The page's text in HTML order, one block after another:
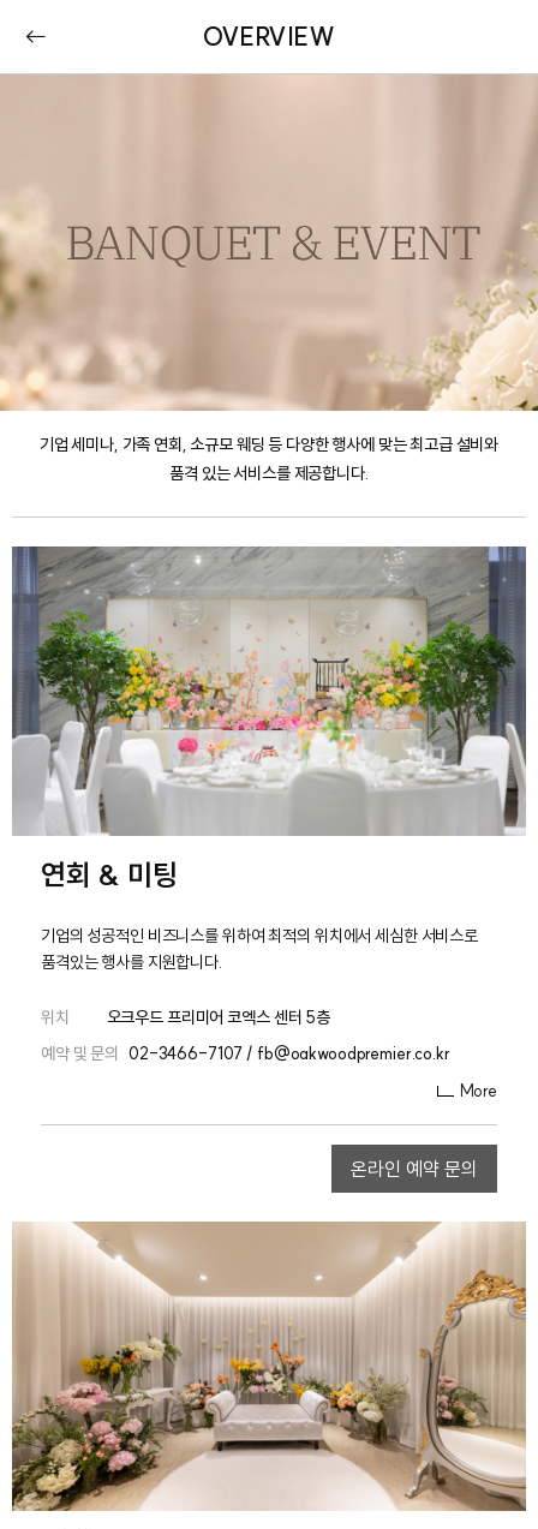
OVERVIEW
기업 세미나, 가족 연회, 소규모 웨딩 등 다양한 행사에 맞는 최고급 설비와
품격 있는 서비스를 제공합니다.
연회 & 미팅
기업의 성공적인 비즈니스를 위하여 최적의 위치에서 세심한 서비스로
품격있는 행사를 지원합니다.
위치
오크우드 프리미어 코엑스 센터 5층
예약 및 문의 02-3466-7107 / fb@oakwoodpremier.co.kr
More
온라인 예약 문의